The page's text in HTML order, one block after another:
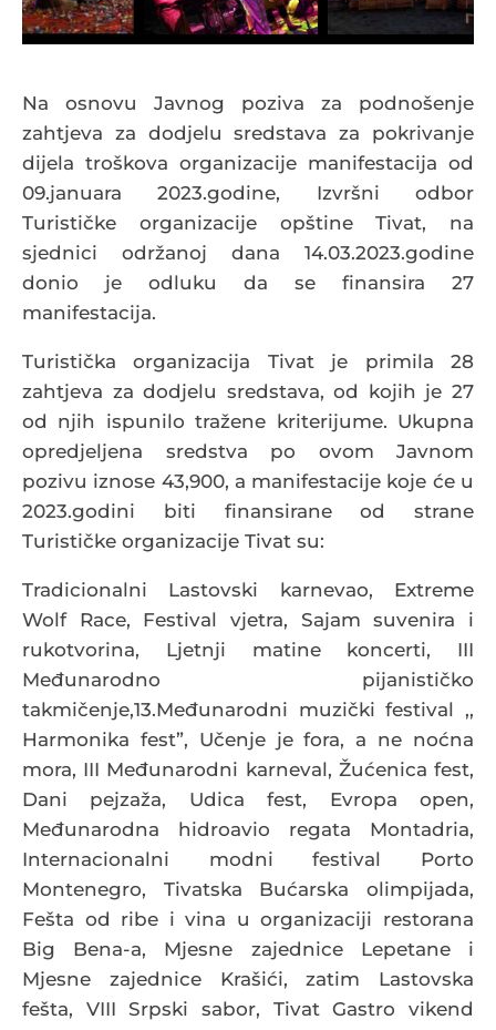
Na osnovu Javnog poziva za podnošenje
zahtjeva za dodjelu sredstava za pokrivanje
dijela troškova organizacije manifestacija od
09.januara 2023.godine, Izvršni odbor
Turističke organizacije opštine Tivat, na
sjednici održanoj dana 14.03.2023.godine
donio je odluku da se finansira 27
manifestacija.
Turistička organizacija Tivat je primila 28
zahtjeva za dodjelu sredstava, od kojih je 27
od njih ispunilo tražene kriterijume. Ukupna
opredjeljena sredstva po ovom Javnom
pozivu iznose 43,900, a manifestacije koje će u
2023.godini biti finansirane od strane
Turističke organizacije Tivat su:
Tradicionalni Lastovski karnevao, Extreme
Wolf Race, Festival vjetra, Sajam suvenira i
rukotvorina, Ljetnji matine koncerti, III
Međunarodno pijanističko
takmičenje,13.Međunarodni muzički festival ,,
Harmonika fest”, Učenje je fora, a ne noćna
mora, III Međunarodni karneval, Žućenica fest,
Dani pejzaža, Udica fest, Evropa open,
Međunarodna hidroavio regata Montadria,
Internacionalni modni festival Porto
Montenegro, Tivatska Bućarska olimpijada,
Fešta od ribe i vina u organizaciji restorana
Big Bena-a, Mjesne zajednice Lepetane i
Mjesne zajednice Krašići, zatim Lastovska
fešta, VIII Srpski sabor, Tivat Gastro vikend